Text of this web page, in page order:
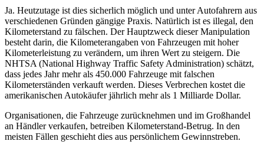
Ja. Heutzutage ist dies sicherlich möglich und unter Autofahrern aus
verschiedenen Gründen gängige Praxis. Natürlich ist es illegal, den
Kilometerstand zu fälschen. Der Hauptzweck dieser Manipulation
besteht darin, die Kilometerangaben von Fahrzeugen mit hoher
Kilometerleistung zu verändern, um ihren Wert zu steigern. Die
NHTSA (National Highway Traffic Safety Administration) schätzt,
dass jedes Jahr mehr als 450.000 Fahrzeuge mit falschen
Kilometerständen verkauft werden. Dieses Verbrechen kostet die
amerikanischen Autokäufer jährlich mehr als 1 Milliarde Dollar.
Organisationen, die Fahrzeuge zurücknehmen und im Großhandel
an Händler verkaufen, betreiben Kilometerstand-Betrug. In den
meisten Fällen geschieht dies aus persönlichem Gewinnstreben.